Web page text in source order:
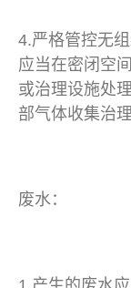
4.严格管控无
应当在密闭空
或治理设施处
部气体收集治
废水：